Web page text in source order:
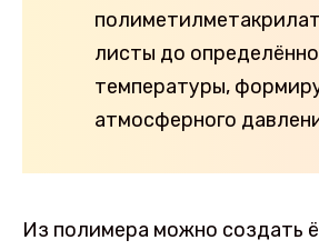
листы до
температуры,
атмосферного
Из полимера можно создать